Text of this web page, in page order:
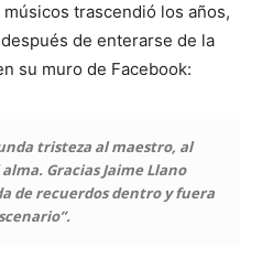
trascendió los años,
de enterarse de la
su muro de Facebook:
tristeza al maestro, al
Gracias Jaime Llano
de recuerdos dentro y fuera